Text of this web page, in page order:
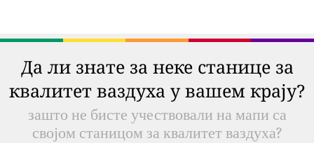
Да ли знате за неке станице за
квалитет ваздуха у вашем крају?
зашто не бисте учествовали на мапи са
својом станицом за квалитет ваздуха?